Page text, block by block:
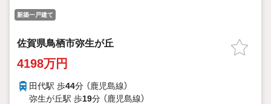
新築一戸建て
佐賀県鳥栖市弥生が丘
4198万円
田代駅 歩44分 （鹿児島線）
弥生が丘駅 歩19分 （鹿児島線）